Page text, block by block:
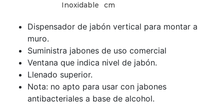
Inoxidable
cm
Dispensador de jabón vertical para montar a
muro.
Suministra jabones de uso comercial
Ventana que indica nivel de jabón.
Llenado superior.
Nota: no apto para usar con jabones
antibacteriales a base de alcohol.